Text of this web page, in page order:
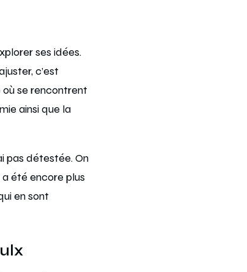
ses idées.
c’est
se rencontrent
ainsi que la
pas détestée. On
été encore plus
en sont